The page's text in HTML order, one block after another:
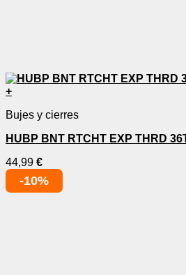
+
Bujes y cierres
HUBP BNT RTCHT EXP THRD
44,99 €
-10%